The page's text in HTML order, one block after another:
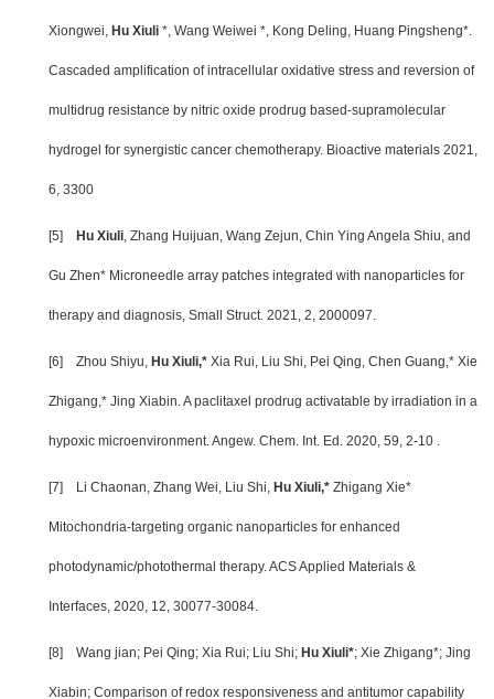
Xiongwei, Hu Xiuli *, Wang Weiwei *, Kong Deling, Huang Pingsheng*.
Cascaded amplification of intracellular oxidative stress and reversion of
multidrug resistance by nitric oxide prodrug based-supramolecular
hydrogel for synergistic cancer chemotherapy. Bioactive materials 2021,
6, 3300
[5] Hu Xiuli, Zhang Huijuan, Wang Zejun, Chin Ying Angela Shiu, and
Gu Zhen* Microneedle array patches integrated with nanoparticles for
therapy and diagnosis, Small Struct. 2021, 2, 2000097.
[6] Zhou Shiyu, Hu Xiuli,* Xia Rui, Liu Shi, Pei Qing, Chen Guang,* Xie
Zhigang,* Jing Xiabin. A paclitaxel prodrug activatable by irradiation in a
hypoxic microenvironment. Angew. Chem. Int. Ed. 2020, 59, 2-10 .
[7] Li Chaonan, Zhang Wei, Liu Shi, Hu Xiuli,* Zhigang Xie*
Mitochondria-targeting organic nanoparticles for enhanced
photodynamic/photothermal therapy. ACS Applied Materials &
Interfaces, 2020, 12, 30077-30084.
[8] Wang jian; Pei Qing; Xia Rui; Liu Shi; Hu Xiuli*; Xie Zhigang*; Jing
Xiabin; Comparison of redox responsiveness and antitumor capability